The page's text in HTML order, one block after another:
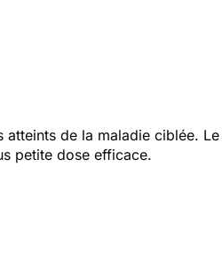
atteints de la maladie ciblée. Le
petite dose efficace.